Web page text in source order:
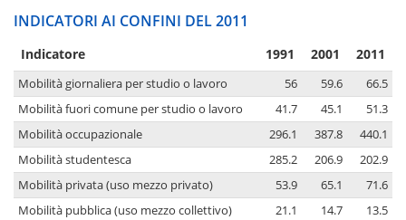
INDICATORI AI CONFINI DEL 2011
Indicatore 1991 2001 2011
Mobilità giornaliera per studio o lavoro 56 59.6
66.5
Mobilità fuori comune per studio o lavoro
41.7 45.1
51.3
Mobilità occupazionale
296.1 387.8
440.1
Mobilità studentesca
285.2 206.9
202.9
Mobilità privata (uso mezzo privato)
53.9 65.1
71.6
Mobilità pubblica (uso mezzo collettivo)
21.1 14.7
13.5